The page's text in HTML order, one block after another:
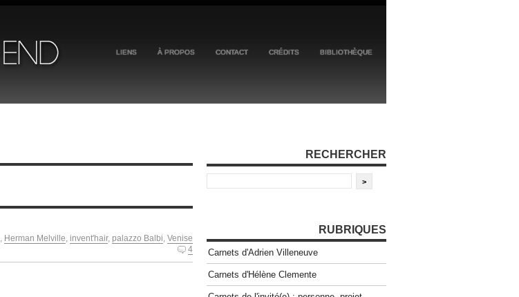
LIENS À PROPOS CONTACT CRÉDITS BIBLIOTHÈQUE
, Herman Melville, invent'hair, palazzo Balbi, Venise
4
RECHERCHER
RUBRIQUES
Carnets d'Adrien Villeneuve
Carnets d'Hélène Clemente